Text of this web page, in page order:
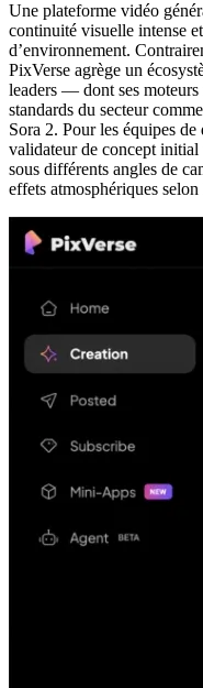
Une plateforme vidéo
continuité visuelle intense
d’environnement.
PixVerse agrège un
leaders — dont ses moteurs
standards du secteur
Sora 2. Pour les équipes
validateur de concept initial
sous différents angles de
effets atmosphériques